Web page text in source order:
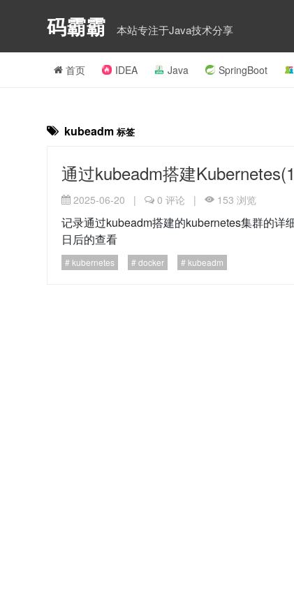
码霸霸 本站专注于Java技术分享
首页 IDEA Java SpringBoot
kubeadm标签
通过kubeadm搭建
2025-06-20 | 0 评论 | 153 浏览
记录通过kubeadm搭建的kubernetes集群的详
日后的查看
kubernetes docker kubeadm